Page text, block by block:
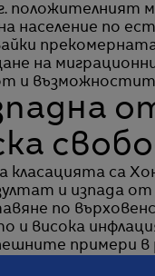
положителният
население по
на
и
класацията са
и изпада
по
и висока
примери в